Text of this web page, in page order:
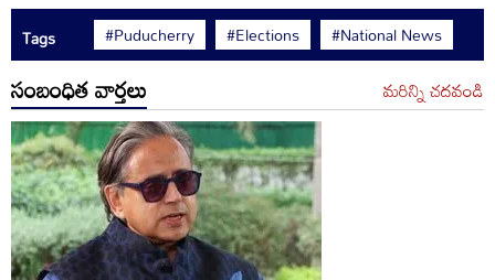
Tags #Puducherry #Elections #National News
సంబంధిత వార్తలు మరిన్ని చదవండి